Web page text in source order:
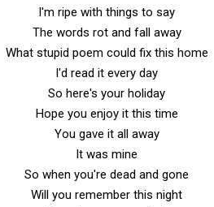
I'm ripe with things to say
The words rot and fall away
What stupid poem could fix this home
I'd read it every day
So here's your holiday
Hope you enjoy it this time
You gave it all away
It was mine
So when you're dead and gone
Will you remember this night